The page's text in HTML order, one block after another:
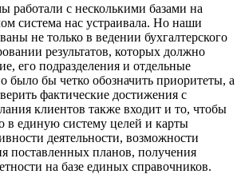
работали с несколькими базами на
система нас устраивала. Но наши
не только в ведении бухгалтерского
результатов, которых должно
его подразделения и отдельные
было бы четко обозначить приоритеты, а
фактические достижения с
клиентов также входит и то, чтобы
в единую систему целей и карты
деятельности, возможности
поставленных планов, получения
на базе единых справочников.